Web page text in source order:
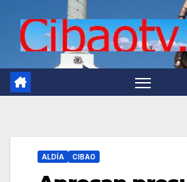
ALDÍA CIBAO